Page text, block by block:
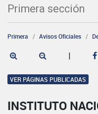
Primera sección
Primera Avisos Oficiales
|
VER PÁGINAS PUBLICADAS
INSTITUTO